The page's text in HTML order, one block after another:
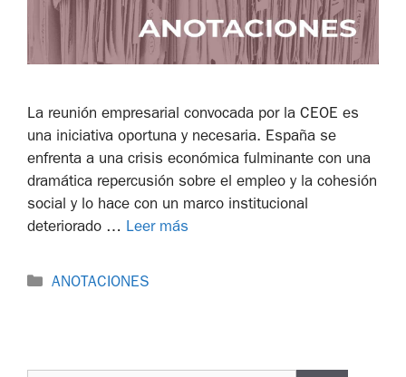
La reunión empresarial convocada por la CEOE es
una iniciativa oportuna y necesaria. España se
enfrenta a una crisis económica fulminante con una
dramática repercusión sobre el empleo y la cohesión
social y lo hace con un marco institucional
deteriorado … Leer más
ANOTACIONES